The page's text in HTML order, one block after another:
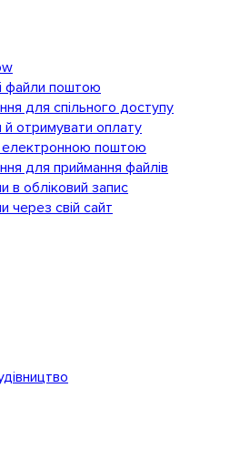
файли поштою
для спільного доступу
отримувати оплату
поштою
для приймання файлів
в обліковий запис
через свій сайт